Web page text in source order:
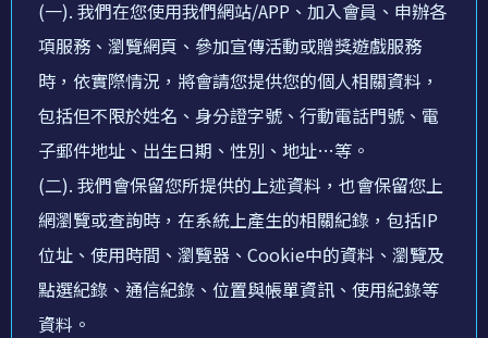
(一). 我們在您使用我們網站/APP、加入會員、申辦各
項服務、瀏覽網頁、參加宣傳活動或贈獎遊戲服務
時，依實際情況，將會請您提供您的個人相關資料，
包括但不限於姓名、身分證字號、行動電話門號、電
子郵件地址、出生日期、性別、地址…等。
(二). 我們會保留您所提供的上述資料，也會保留您上
網瀏覽或查詢時，在系統上產生的相關紀錄，包括IP
位址、使用時間、瀏覽器、Cookie中的資料、瀏覽及
點選紀錄、通信紀錄、位置與帳單資訊、使用紀錄等
資料。